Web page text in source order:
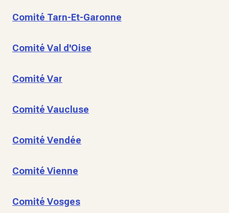
Comité Tarn-Et-Garonne
Comité Val d'Oise
Comité Var
Comité Vaucluse
Comité Vendée
Comité Vienne
Comité Vosges